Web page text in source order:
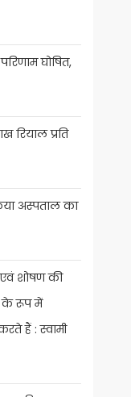
घोषित,
रियाल प्रति
अस्पताल का
शोषण की
के रूप में
हैं : स्वामी